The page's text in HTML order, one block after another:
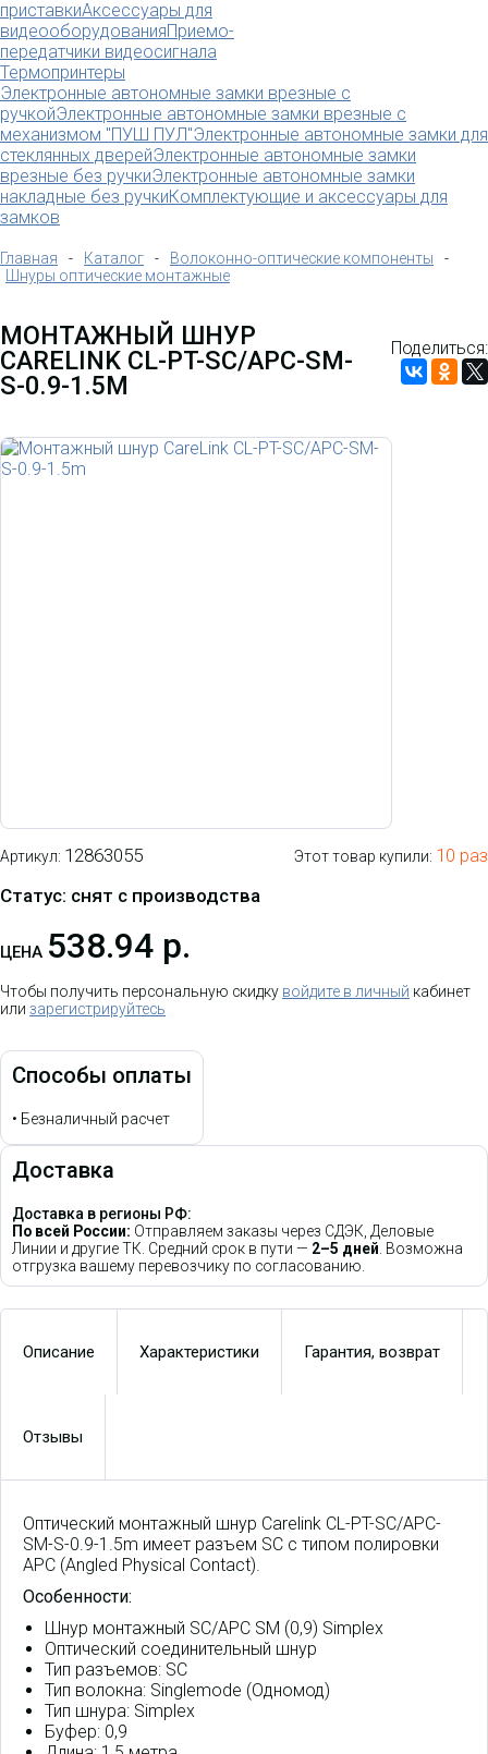
приставкиАксессуары для
видеооборудованияПриемо-
передатчики видеосигнала
Термопринтеры
Электронные автономные замки врезные с
ручкойЭлектронные автономные замки врезные с
механизмом "ПУШ ПУЛ"Электронные автономные замки для
стеклянных дверейЭлектронные автономные замки
врезные без ручкиЭлектронные автономные замки
накладные без ручкиКомплектующие и аксессуары для
замков
Главная - Каталог - Волоконно-оптические компоненты
-
Шнуры оптические монтажные
МОНТАЖНЫЙ ШНУР
CARELINK CL-PT-SC/APC-SM-
S-0.9-1.5M
Поделиться:
Артикул: 12863055
Статус: снят с производства
Этот товар купили: 10 раз
ЦЕНА 538.94 р.
Чтобы получить персональную скидку войдите в личный кабинет
или зарегистрируйтесь
Способы оплаты
• Безналичный расчет
Доставка
Доставка в регионы РФ:
По всей России: Отправляем заказы через СДЭК, Деловые
Линии и другие ТК. Средний срок в пути — 2–5 дней. Возможна
отгрузка вашему перевозчику по согласованию.
Описание Характеристики Гарантия, возврат
Отзывы
Оптический монтажный шнур Carelink CL-PT-SC/APC-
SM-S-0.9-1.5m имеет разъем SC с типом полировки
APC (Angled Physical Contact).
Особенности:
Шнур монтажный SC/APC SM (0,9) Simplex
Оптический соединительный шнур
Тип разъемов: SC
Тип волокна: Singlemode (Одномод)
Тип шнура: Simplex
Буфер: 0,9